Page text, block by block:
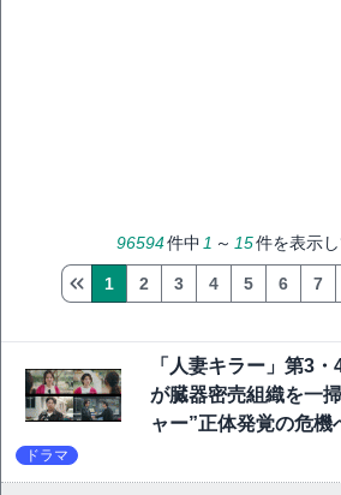
96594件中 1 ～ 15件を表示し
1 2 3 4 5 6 7
「人妻キラー」第3
が臓器密売組織を一
ャー”正体発覚の危機
ドラマ